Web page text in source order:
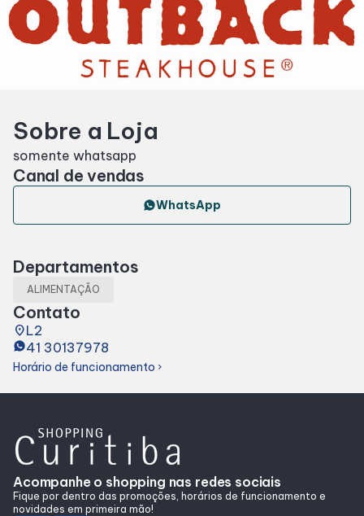
Horários
Fique por dentro
Eventos
Lojas
Alimentação
Sobre a Loja
somente whatsapp
Canal de vendas
WhatsApp
Departamentos
ALIMENTAÇÃO
Contato
placeL2
41 30137978
Horário de funcionamento chevron_right
Acompanhe o shopping nas redes sociais
Fique por dentro das promoções, horários de funcionamento e
novidades em primeira mão!